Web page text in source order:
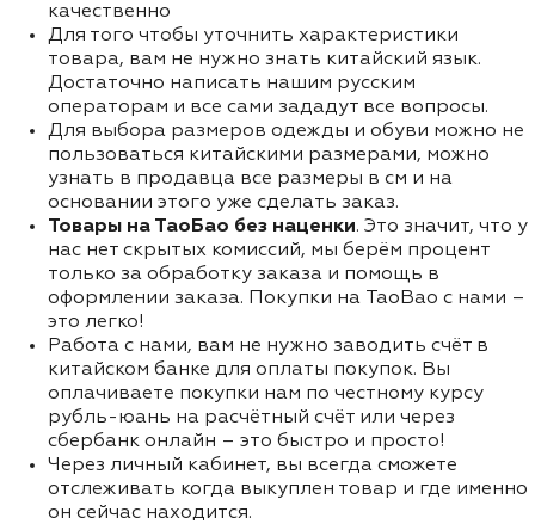
качественно
Для того чтобы уточнить характеристики
товара, вам не нужно знать китайский язык.
Достаточно написать нашим русским
операторам и все сами зададут все вопросы.
Для выбора размеров одежды и обуви можно не
пользоваться китайскими размерами, можно
узнать в продавца все размеры в см и на
основании этого уже сделать заказ.
Товары на ТаоБао без наценки. Это значит, что у
нас нет скрытых комиссий, мы берём процент
только за обработку заказа и помощь в
оформлении заказа. Покупки на TaoBao с нами –
это легко!
Работа с нами, вам не нужно заводить счёт в
китайском банке для оплаты покупок. Вы
оплачиваете покупки нам по честному курсу
рубль-юань на расчётный счёт или через
сбербанк онлайн – это быстро и просто!
Через личный кабинет, вы всегда сможете
отслеживать когда выкуплен товар и где именно
он сейчас находится.